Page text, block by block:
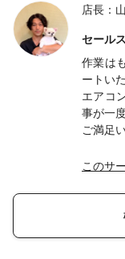
店長：
セール
作業は
ートい
エアコ
事が一
ご満足
このサ